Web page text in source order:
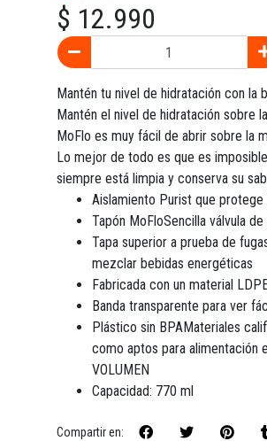
$ 12.990
Mantén tu nivel de hidratación con la
Mantén el nivel de hidratación sobre
MoFlo es muy fácil de abrir sobre la
Lo mejor de todo es que es
siempre está limpia y conserva su
Aislamiento Purist que
Tapón MoFloSencilla válvula
Tapa superior a prueba de
mezclar bebidas energéticas
Fabricada con un material
Banda transparente para ver
Plástico sin BPAMateriales
como aptos para alimentación
VOLUMEN
Capacidad: 770 ml
Compartir en: